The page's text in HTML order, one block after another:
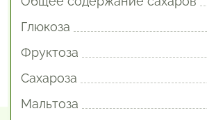
Глюкоза
Фруктоза
Сахароза
Мальтоза